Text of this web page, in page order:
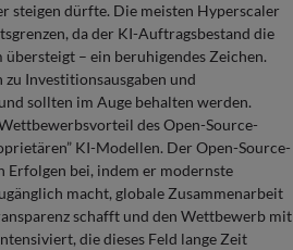
steigen dürfte. Die meisten Hyperscaler
da der KI-Auftragsbestand die
– ein beruhigendes Zeichen.
Investitionsausgaben und
sollten im Auge behalten werden.
des Open-Source-
KI-Modellen. Der Open-Source-
Erfolgen bei, indem er modernste
macht, globale Zusammenarbeit
schafft und den Wettbewerb mit
die dieses Feld lange Zeit